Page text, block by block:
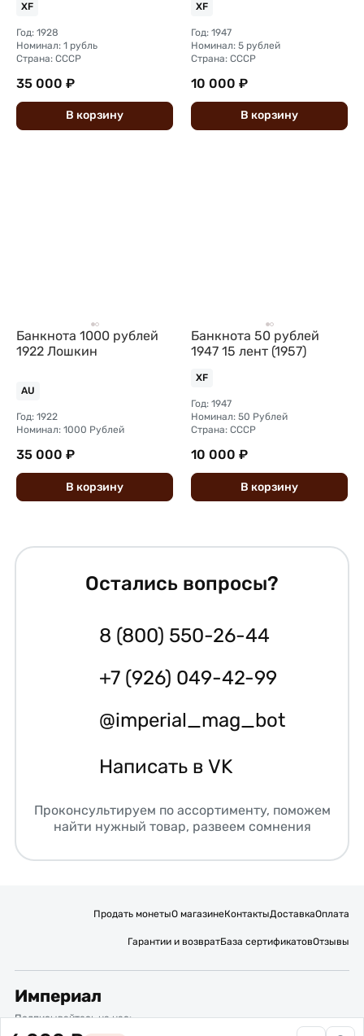
XF
Год: 1928
Номинал: 1 рубль
Страна: СССР
35 000 ₽
В корзину
XF
Год: 1947
Номинал: 5 рублей
Страна: СССР
10 000 ₽
В корзину
Банкнота 1000 рублей
1922 Лошкин
AU
Год: 1922
Номинал: 1000 Рублей
35 000 ₽
В корзину
Банкнота 50 рублей
1947 15 лент (1957)
XF
Год: 1947
Номинал: 50 Рублей
Страна: СССР
10 000 ₽
В корзину
Остались вопросы?
8 (800) 550-26-44
+7 (926) 049-42-99
@imperial_mag_bot
Написать в VK
Проконсультируем по ассортименту, поможем
найти нужный товар, развеем сомнения
Продать монетыО магазинеКонтактыДоставкаОплата
Гарантии и возвратБаза сертификатовОтзывы
Империал
Подписывайтесь на нас: